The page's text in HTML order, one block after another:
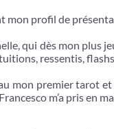
mon profil de
qui dès mon plus
ressentis,
mon premier tarot
m’a pris